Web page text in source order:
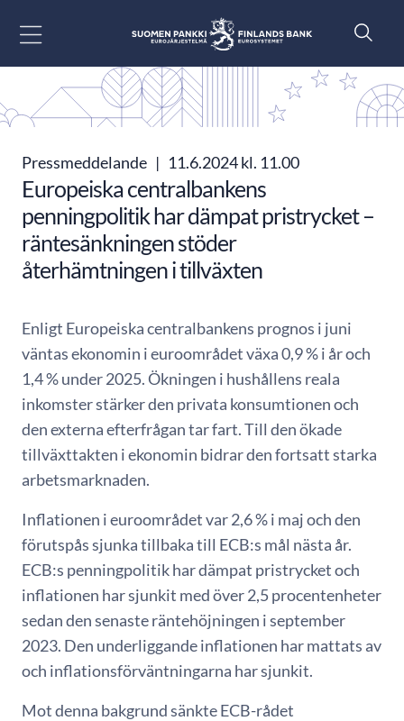
Pressmeddelande | 11.6.2024 kl. 11.00
Europeiska centralbankens
penningpolitik har dämpat pristrycket –
räntesänkningen stöder
återhämtningen i tillväxten
Enligt Europeiska centralbankens prognos i juni
väntas ekonomin i euroområdet växa 0,9 % i år och
1,4 % under 2025. Ökningen i hushållens reala
inkomster stärker den privata konsumtionen och
den externa efterfrågan tar fart. Till den ökade
tillväxttakten i ekonomin bidrar den fortsatt starka
arbetsmarknaden.
Inflationen i euroområdet var 2,6 % i maj och den
förutspås sjunka tillbaka till ECB:s mål nästa år.
ECB:s penningpolitik har dämpat pristrycket och
inflationen har sjunkit med över 2,5 procentenheter
sedan den senaste räntehöjningen i september
2023. Den underliggande inflationen har mattats av
och inflationsförväntningarna har sjunkit.
Mot denna bakgrund sänkte ECB-rådet